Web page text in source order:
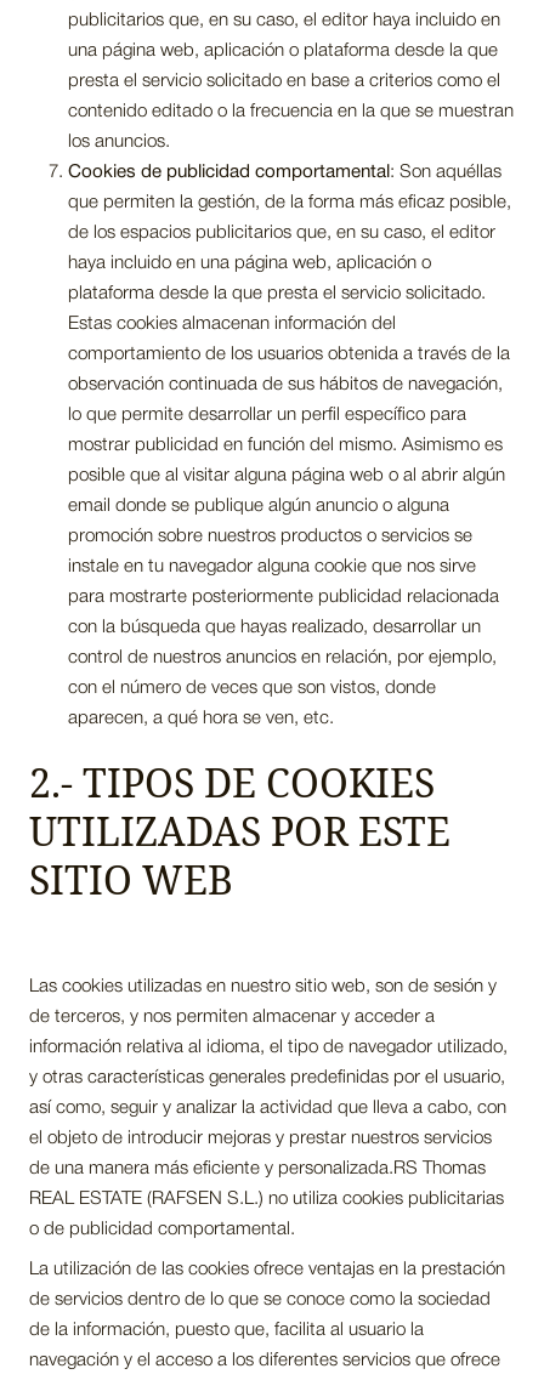
publicitarios que, en su caso, el editor haya incluido en
una página web, aplicación o plataforma desde la que
presta el servicio solicitado en base a criterios como el
contenido editado o la frecuencia en la que se muestran
los anuncios.
Cookies de publicidad comportamental : Son aquéllas
que permiten la gestión, de la forma más eficaz posible,
de los espacios publicitarios que, en su caso, el editor
haya incluido en una página web, aplicación o
plataforma desde la que presta el servicio solicitado.
Estas cookies almacenan información del
comportamiento de los usuarios obtenida a través de la
observación continuada de sus hábitos de navegación,
lo que permite desarrollar un perfil específico para
mostrar publicidad en función del mismo. Asimismo es
posible que al visitar alguna página web o al abrir algún
email donde se publique algún anuncio o alguna
promoción sobre nuestros productos o servicios se
instale en tu navegador alguna cookie que nos sirve
para mostrarte posteriormente publicidad relacionada
con la búsqueda que hayas realizado, desarrollar un
control de nuestros anuncios en relación, por ejemplo,
con el número de veces que son vistos, donde
aparecen, a qué hora se ven, etc.
2.- TIPOS DE COOKIES
UTILIZADAS POR ESTE
SITIO WEB
Las cookies utilizadas en nuestro sitio web, son de sesión y
de terceros, y nos permiten almacenar y acceder a
información relativa al idioma, el tipo de navegador utilizado,
y otras características generales predefinidas por el usuario,
así como, seguir y analizar la actividad que lleva a cabo, con
el objeto de introducir mejoras y prestar nuestros servicios
de una manera más eficiente y personalizada.RS Thomas
REAL ESTATE (RAFSEN S.L.) no utiliza cookies publicitarias
o de publicidad comportamental.
La utilización de las cookies ofrece ventajas en la prestación
de servicios dentro de lo que se conoce como la sociedad
de la información, puesto que, facilita al usuario la
navegación y el acceso a los diferentes servicios que ofrece